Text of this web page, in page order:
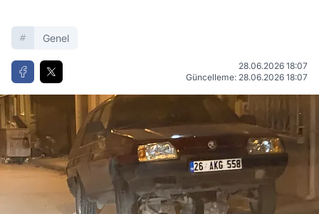
Genel
28.06.2026 18:07
Güncelleme: 28.06.2026 18:07